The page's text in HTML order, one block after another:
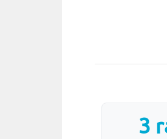
nouveaux
« Notre
faire de la
3